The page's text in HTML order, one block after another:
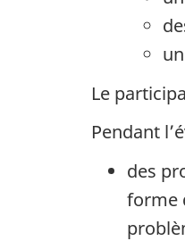
Le
Pendant
des
forme